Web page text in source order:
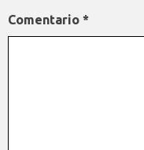
Comentario *